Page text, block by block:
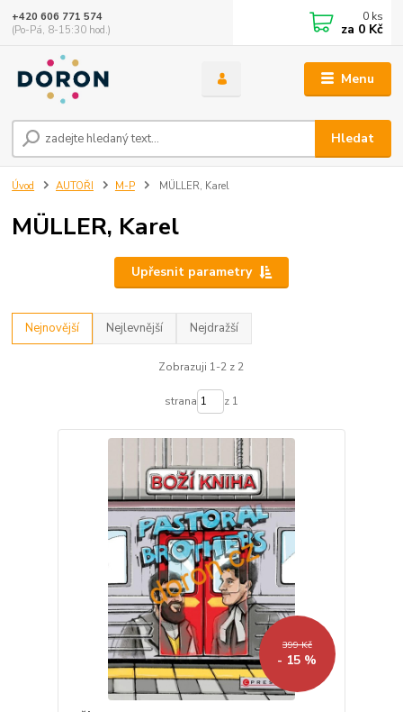
Menu
Hledat
+420 606 771 574
(Po-Pá, 8-15:30 hod.)
0 ks
za 0 Kč
Úvod AUTOŘI M-P MÜLLER, Karel
MÜLLER, Karel
Upřesnit parametry
Nejnovější Nejlevnější Nejdražší
Zobrazuji 1-2 z 2
strana z 1
399 Kč
- 15 %